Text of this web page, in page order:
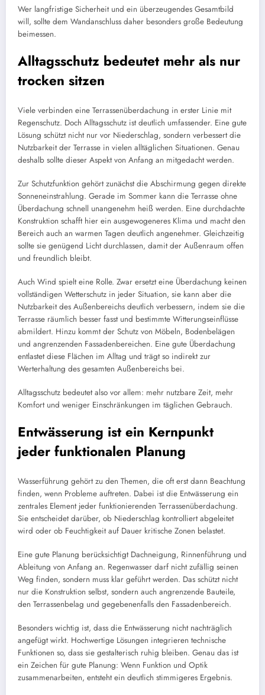
Wer langfristige Sicherheit und ein überzeugendes Gesamtbild
will, sollte dem Wandanschluss daher besonders große Bedeutung
beimessen.
Alltagsschutz bedeutet mehr als nur
trocken sitzen
Viele verbinden eine Terrassenüberdachung in erster Linie mit
Regenschutz. Doch Alltagsschutz ist deutlich umfassender. Eine gute
Lösung schützt nicht nur vor Niederschlag, sondern verbessert die
Nutzbarkeit der Terrasse in vielen alltäglichen Situationen. Genau
deshalb sollte dieser Aspekt von Anfang an mitgedacht werden.
Zur Schutzfunktion gehört zunächst die Abschirmung gegen direkte
Sonneneinstrahlung. Gerade im Sommer kann die Terrasse ohne
Überdachung schnell unangenehm heiß werden. Eine durchdachte
Konstruktion schafft hier ein ausgewogeneres Klima und macht den
Bereich auch an warmen Tagen deutlich angenehmer. Gleichzeitig
sollte sie genügend Licht durchlassen, damit der Außenraum offen
und freundlich bleibt.
Auch Wind spielt eine Rolle. Zwar ersetzt eine Überdachung keinen
vollständigen Wetterschutz in jeder Situation, sie kann aber die
Nutzbarkeit des Außenbereichs deutlich verbessern, indem sie die
Terrasse räumlich besser fasst und bestimmte Witterungseinflüsse
abmildert. Hinzu kommt der Schutz von Möbeln, Bodenbelägen
und angrenzenden Fassadenbereichen. Eine gute Überdachung
entlastet diese Flächen im Alltag und trägt so indirekt zur
Werterhaltung des gesamten Außenbereichs bei.
Alltagsschutz bedeutet also vor allem: mehr nutzbare Zeit, mehr
Komfort und weniger Einschränkungen im täglichen Gebrauch.
Entwässerung ist ein Kernpunkt
jeder funktionalen Planung
Wasserführung gehört zu den Themen, die oft erst dann Beachtung
finden, wenn Probleme auftreten. Dabei ist die Entwässerung ein
zentrales Element jeder funktionierenden Terrassenüberdachung.
Sie entscheidet darüber, ob Niederschlag kontrolliert abgeleitet
wird oder ob Feuchtigkeit auf Dauer kritische Zonen belastet.
Eine gute Planung berücksichtigt Dachneigung, Rinnenführung und
Ableitung von Anfang an. Regenwasser darf nicht zufällig seinen
Weg finden, sondern muss klar geführt werden. Das schützt nicht
nur die Konstruktion selbst, sondern auch angrenzende Bauteile,
den Terrassenbelag und gegebenenfalls den Fassadenbereich.
Besonders wichtig ist, dass die Entwässerung nicht nachträglich
angefügt wirkt. Hochwertige Lösungen integrieren technische
Funktionen so, dass sie gestalterisch ruhig bleiben. Genau das ist
ein Zeichen für gute Planung: Wenn Funktion und Optik
zusammenarbeiten, entsteht ein deutlich stimmigeres Ergebnis.